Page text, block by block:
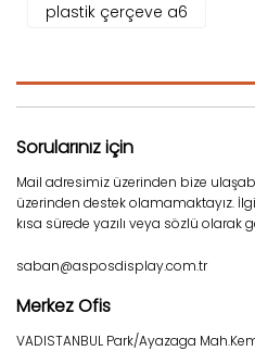
plastik çerçeve a6
Sorularınız için
Mail adresimiz üzerinden bize
üzerinden destek olamamaktayız.
kısa sürede yazılı veya sözlü
saban@asposdisplay.com.tr
Merkez Ofis
VADISTANBUL Park/Ayazaga